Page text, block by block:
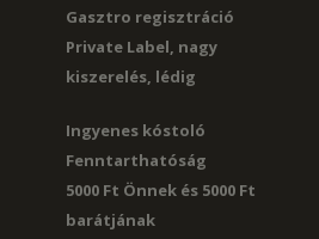
Gasztro regisztráció
Private Label, nagy
kiszerelés, lédig
Ingyenes kóstoló
Fenntarthatóság
5000 Ft Önnek és 5000 Ft
barátjának